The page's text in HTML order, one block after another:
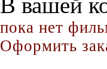
пока нет
Оформить